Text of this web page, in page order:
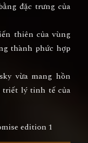
đặc trưng của
thiên của vùng
thành phức hợp
vừa mang hồn
triết lý tinh tế của